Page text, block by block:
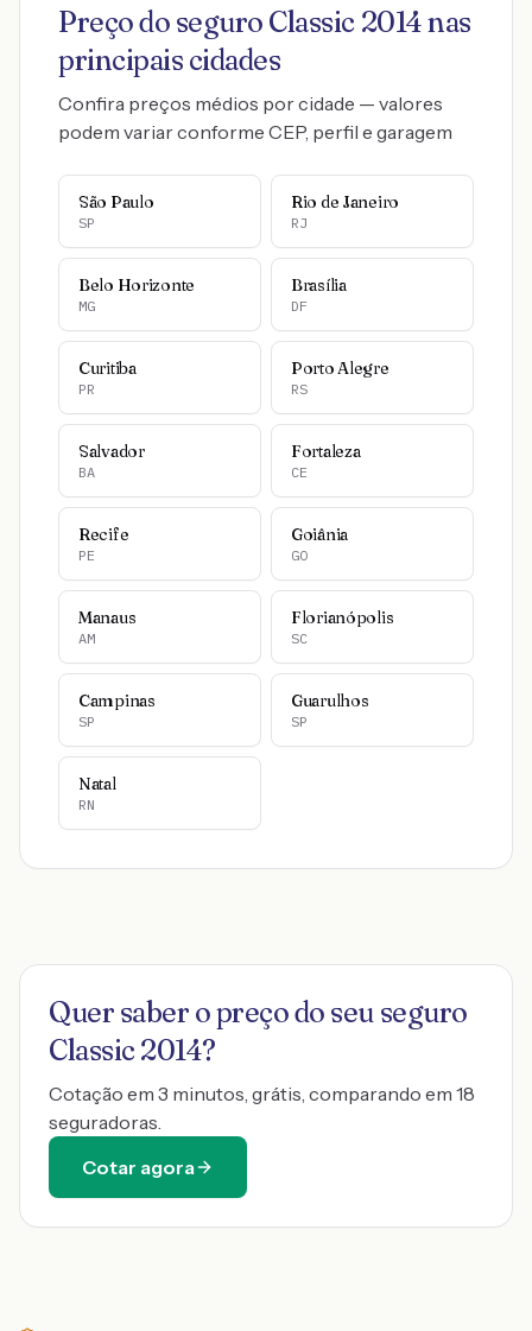
Preço do seguro Classic 2014nas
principais cidades
Confira preços médios por cidade — valores
podem variar conforme CEP, perfil e garagem
São Paulo
SP
Rio de Janeiro
RJ
Belo Horizonte
MG
Brasília
DF
Curitiba
PR
Porto Alegre
RS
Salvador
BA
Fortaleza
CE
Recife
PE
Goiânia
GO
Manaus
AM
Florianópolis
SC
Campinas
SP
Guarulhos
SP
Natal
RN
Quer saber o preço do seu seguro
Classic 2014?
Cotação em 3 minutos, grátis, comparando em 18
seguradoras.
Cotar agora